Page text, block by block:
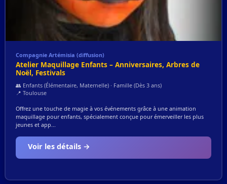
Compagnie Artémisia (diffusion)
Atelier Maquillage Enfants – Anniversaires, Arbres de
Noël, Festivals
👥 Enfants (Élémentaire, Maternelle) · Famille (Dès 3 ans)
📍 Toulouse
Offrez une touche de magie à vos événements grâce à une animation
maquillage pour enfants, spécialement conçue pour émerveiller les plus
jeunes et app...
Voir les détails →